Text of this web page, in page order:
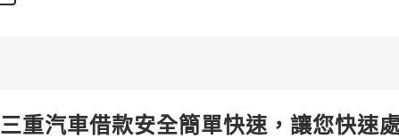
三重汽車借款安全簡單快速，讓您快速